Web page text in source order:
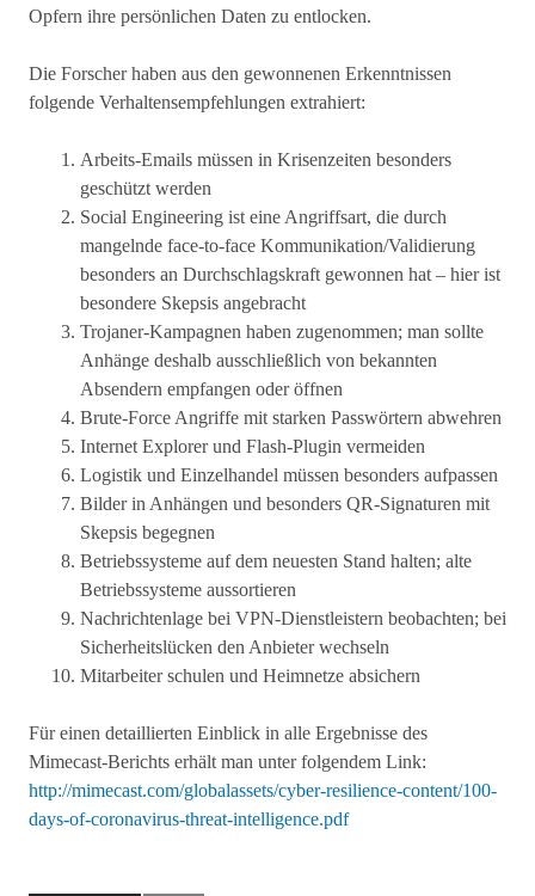
Opfern ihre persönlichen Daten zu entlocken.
Die Forscher haben aus den gewonnenen Erkenntnissen
folgende Verhaltensempfehlungen extrahiert:
Arbeits-Emails müssen in Krisenzeiten besonders
geschützt werden
Social Engineering ist eine Angriffsart, die durch
mangelnde face-to-face Kommunikation/Validierung
besonders an Durchschlagskraft gewonnen hat – hier ist
besondere Skepsis angebracht
Trojaner-Kampagnen haben zugenommen; man sollte
Anhänge deshalb ausschließlich von bekannten
Absendern empfangen oder öffnen
Brute-Force Angriffe mit starken Passwörtern abwehren
Internet Explorer und Flash-Plugin vermeiden
Logistik und Einzelhandel müssen besonders aufpassen
Bilder in Anhängen und besonders QR-Signaturen mit
Skepsis begegnen
Betriebssysteme auf dem neuesten Stand halten; alte
Betriebssysteme aussortieren
Nachrichtenlage bei VPN-Dienstleistern beobachten; bei
Sicherheitslücken den Anbieter wechseln
Mitarbeiter schulen und Heimnetze absichern
Für einen detaillierten Einblick in alle Ergebnisse des
Mimecast-Berichts erhält man unter folgendem Link:
http://mimecast.com/globalassets/cyber-resilience-content/100-
days-of-coronavirus-threat-intelligence.pdf